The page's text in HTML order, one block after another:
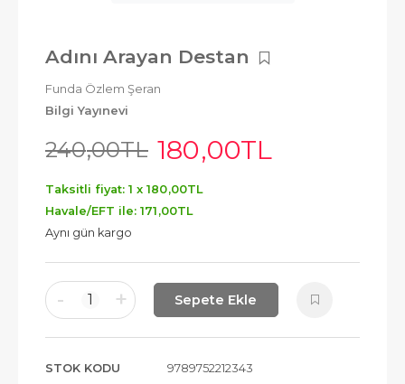
Adını Arayan Destan
Funda Özlem Şeran
Bilgi Yayınevi
240,00TL 180,00TL
Taksitli fiyat: 1 x 180,00TL
Havale/EFT ile: 171 ,00TL
Aynı gün kargo
- 1 + Sepete Ekle
STOK KODU
9789752212343